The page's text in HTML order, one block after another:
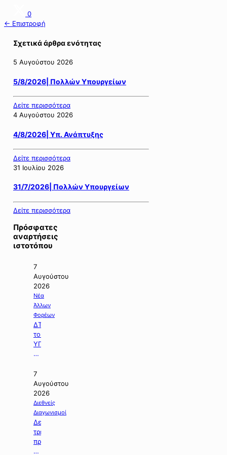
0
← Επιστροφή
Σχετικά άρθρα ενότητας
5 Αυγούστου 2026
5/8/2026| Πολλών Υπουργείων
Δείτε περισσότερα
4 Αυγούστου 2026
4/8/2026| Υπ. Ανάπτυξης
Δείτε περισσότερα
31 Ιουλίου 2026
31/7/2026| Πολλών Υπουργείων
Δείτε περισσότερα
Πρόσφατες
αναρτήσεις
ιστοτόπου
7
Αυγούστου
2026
Νέα
Άλλων
Φορέων
ΔΤ
του
ΥΠΠΕΝ
με
«Ειδικό
Χωροταξικό
Πλαίσιο
για
τον
Τουρισμό:
Στρατηγικό
εργαλείο
7
Αυγούστου
2026
Διεθνείς
Διαγωνισμοί
Δελτίο
τρεχουσών
προκηρύξεων
δημοσίων